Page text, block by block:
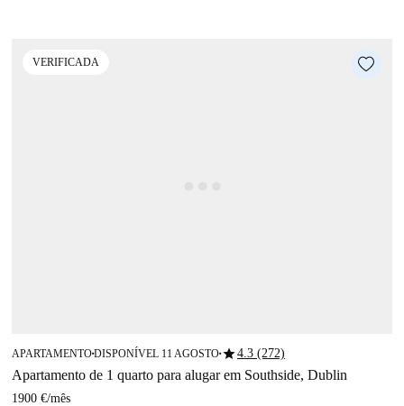
VERIFICADA
APARTAMENTO■DISPONÍVEL 11 AGOSTO■star4.3 (272)
Apartamento de 1 quarto para alugar em Southside, Dublin
1900 €/mês